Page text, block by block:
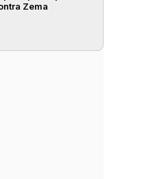
Zema